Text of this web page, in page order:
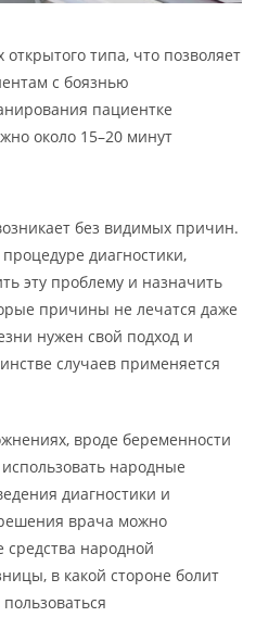
типа, что позволяет
с боязнью
пациентке
около 15–20 минут
без видимых причин.
диагностики,
эту проблему и назначить
причины не лечатся даже
нужен свой подход и
случаев применяется
вроде беременности
народные
диагностики и
врача можно
народной
в какой стороне болит